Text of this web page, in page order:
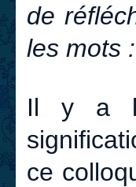
de
les mots
Il y a
ce